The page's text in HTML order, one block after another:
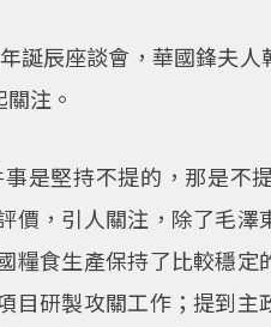
誕辰座談會，華國鋒夫
注。
是堅持不提的，那是不
，引人關注，除了毛澤
食生產保持了比較穩
研製攻關工作；提到